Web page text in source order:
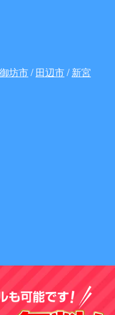
御坊市/田辺市/新宮